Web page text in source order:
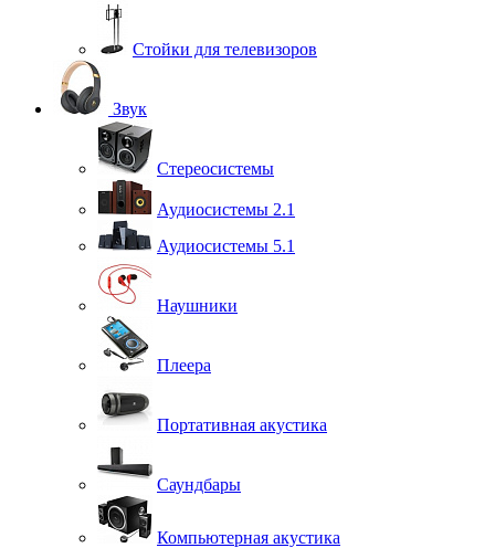
Стойки для телевизоров
Звук
Стереосистемы
Аудиосистемы 2.1
Аудиосистемы 5.1
Наушники
Плеера
Портативная акустика
Саундбары
Компьютерная акустика